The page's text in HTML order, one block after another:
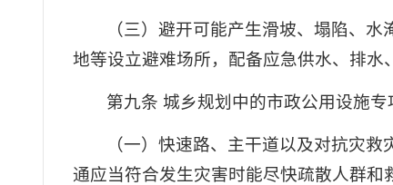
（三）避开可能产生滑坡、塌陷、
地等设立避难场所，配备应急供水、排水
第九条 城乡规划中的市政公用设施专
（一）快速路、主干道以及对抗灾
通应当符合发生灾害时能尽快疏散人群和